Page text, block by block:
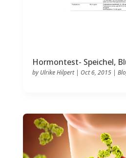
Hormontest- Speichel,
by Ulrike Hilpert| Oct 6, 2015|